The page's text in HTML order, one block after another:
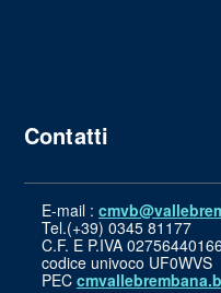
Contatti
E-mail :
Tel.(+39) 0345 81177
C.F. E P.IVA 02756440166
codice univoco UF0WVS
PEC